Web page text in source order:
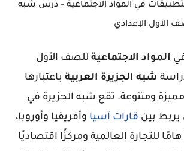
في المواد الاجتماعية – درس شبه
الأول الإعدادي
المواد الاجتماعية للصف الأول
شبه الجزيرة العربية باعتبارها
ومتنوعة. تقع شبه الجزيرة في
يربط بين قارات آسيا وأفريقيا وأوروبا،
للتجارة العالمية ومركزًا اقتصاديًا